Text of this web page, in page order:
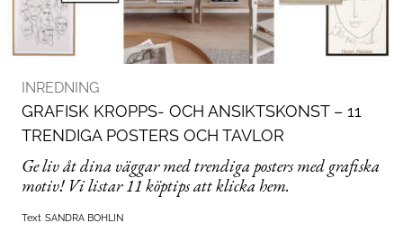
Mer
INREDNING
GRAFISK KROPPS- OCH ANSIKTSKONST – 11
TRENDIGA POSTERS OCH TAVLOR
Ge liv åt dina väggar med trendiga posters med grafiska
motiv! Vi listar 11 köptips att klicka hem.
Text SANDRA BOHLIN